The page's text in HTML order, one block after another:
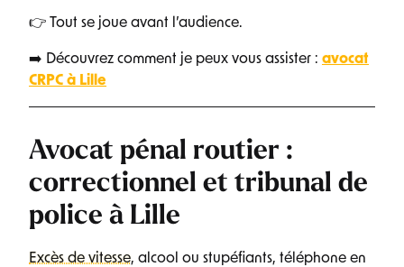
👉 Tout se joue avant l’audience.
➡️ Découvrez comment je peux vous assister : avocat
CRPC à Lille
Avocat pénal routier :
correctionnel et tribunal de
police à Lille
Excès de vitesse, alcool ou stupéfiants, téléphone en